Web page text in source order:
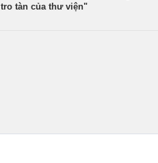
tro tàn của thư viện"